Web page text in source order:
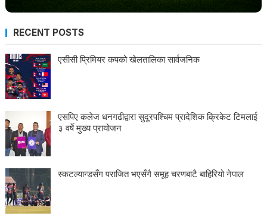
RECENT POSTS
एसीसी प्रिमियर कपको खेलतालिका सार्वजनिक
एसपिए कलेज धनगढीद्वारा सुदूरपश्चिम प्रादेशिक क्रिकेट टिमलाई
३ वर्षे मुख्य प्रायोजन
स्कटल्यान्डसँग पराजित भएसँगै समूह चरणबाटै बाहिरियो नेपाल